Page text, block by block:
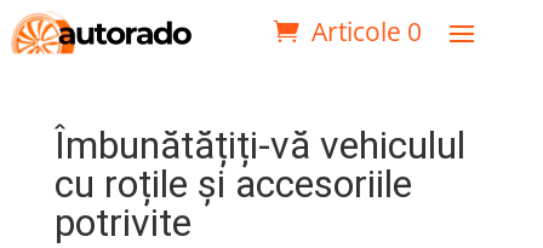
Articole 0
Îmbunătățiți-vă vehiculul
cu roțile și accesoriile
potrivite